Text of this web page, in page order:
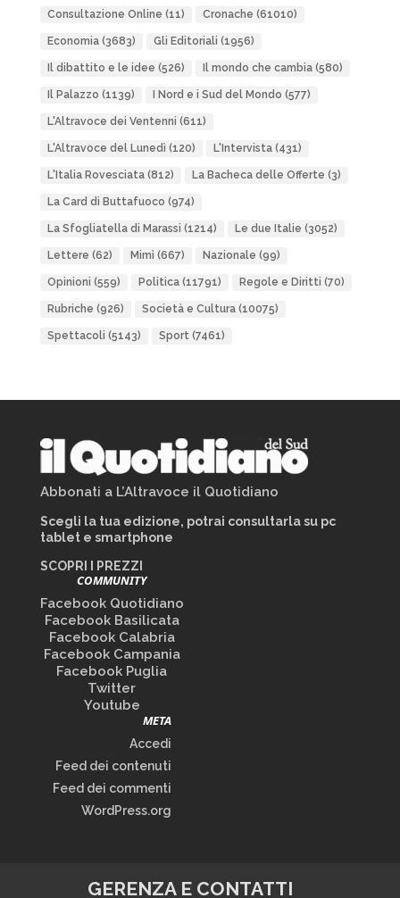
Consultazione Online (11) Cronache (61010)
Economia(3683) Gli Editoriali (1956)
Il dibattito e le idee (526) Il mondo che cambia(580)
Il Palazzo (1139) I Nord e i Sud del Mondo (577)
L'Altravoce dei Ventenni (611)
L'Altravoce del Lunedì (120) L'Intervista(431)
L'Italia Rovesciata(812) La Bacheca delle Offerte (3)
La Card di Buttafuoco (974)
La Sfogliatella di Marassi (1214) Le due Italie (3052)
Lettere (62) Mimì (667) Nazionale (99)
Opinioni (559) Politica(11791) Regole e Diritti (70)
Rubriche (926) Società e Cultura(10075)
Spettacoli (5143) Sport(7461)
Abbonati a L’Altravoce il Quotidiano
Scegli la tua edizione, potrai consultarla su pc
tablet e smartphone
SCOPRI I PREZZI
COMMUNITY
Facebook Quotidiano
Facebook Basilicata
Facebook Calabria
Facebook Campania
Facebook Puglia
Twitter
Youtube
META
Accedi
Feed dei contenuti
Feed dei commenti
WordPress.org
GERENZA E CONTATTI